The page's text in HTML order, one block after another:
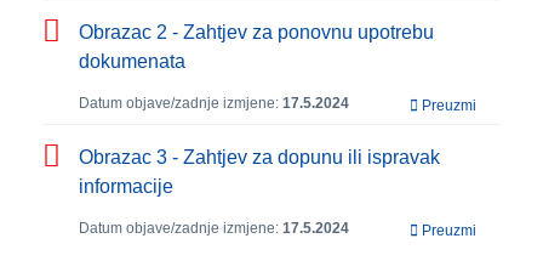
Obrazac 2 - Zahtjev za ponovnu upotrebu
dokumenata
Datum objave/zadnje izmjene: 17.5.2024 Preuzmi
Obrazac 3 - Zahtjev za dopunu ili ispravak
informacije
Datum objave/zadnje izmjene: 17.5.2024 Preuzmi